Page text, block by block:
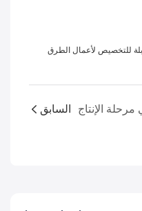
للتخصيص لأعمال الطرق
السابق الإنتاج